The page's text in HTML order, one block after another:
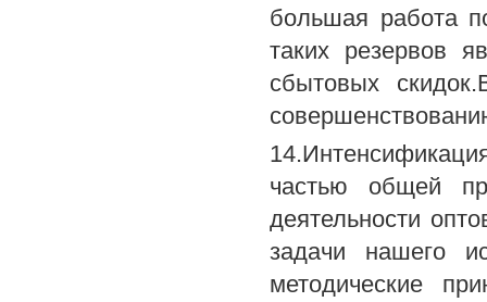
большая работа
таких резервов
сбытовых
частью общей
деятельности
задачи нашего
методические